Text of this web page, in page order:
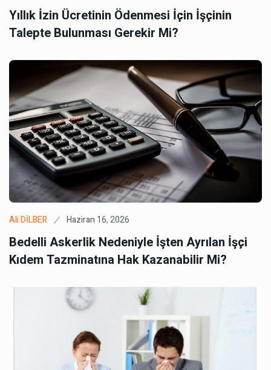
Yıllık İzin Ücretinin Ödenmesi İçin İşçinin
Talepte Bulunması Gerekir Mi?
Ali DİLBER Haziran 16, 2026
Bedelli Askerlik Nedeniyle İşten Ayrılan İşçi
Kıdem Tazminatına Hak Kazanabilir Mi?